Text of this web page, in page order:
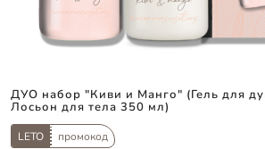
ДУО набор "Киви и Манго" (Гель для
Лосьон для тела 350 мл)
LETO промокод